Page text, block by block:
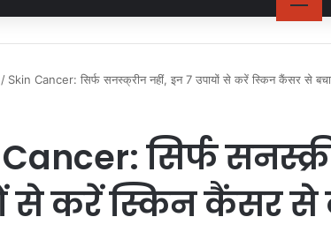
/ Skin Cancer: सिर्फ सनस्क्रीन नहीं, इन 7 उपायों से करें स्किन कैंसर से
सिर्फ
से करें स्किन कैंसर से